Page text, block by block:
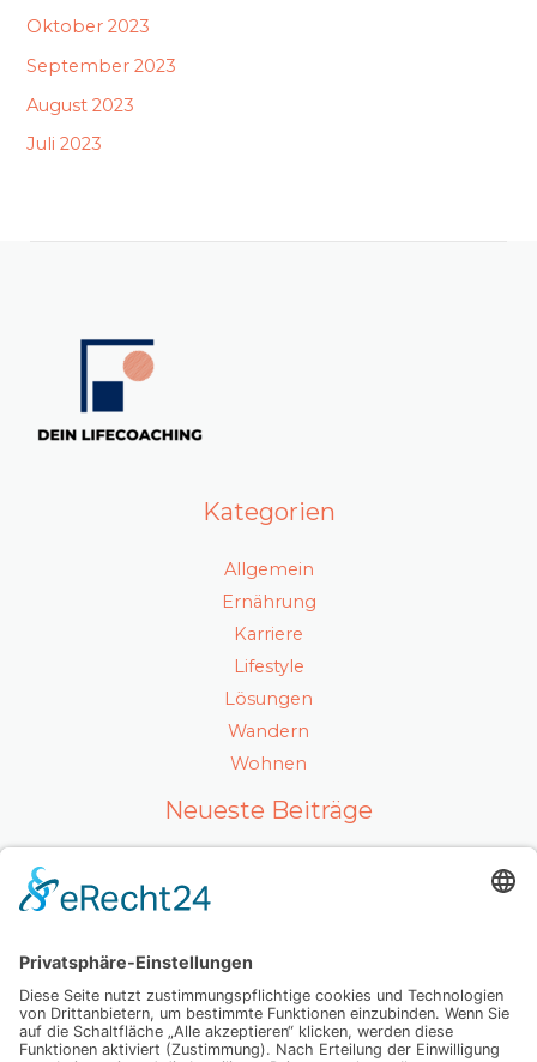
Oktober 2023
September 2023
August 2023
Juli 2023
Kategorien
Allgemein
Ernährung
Karriere
Lifestyle
Lösungen
Wandern
Wohnen
Neueste Beiträge
Luxuriöses Haarvolumen ohne Kompromisse – so
Mit Ausstrahlung und Selbstvertrauen überzeugen
Wenn Abschiednehmen zur Herausforderung wird:
Was Sie wirklich wissen sollten